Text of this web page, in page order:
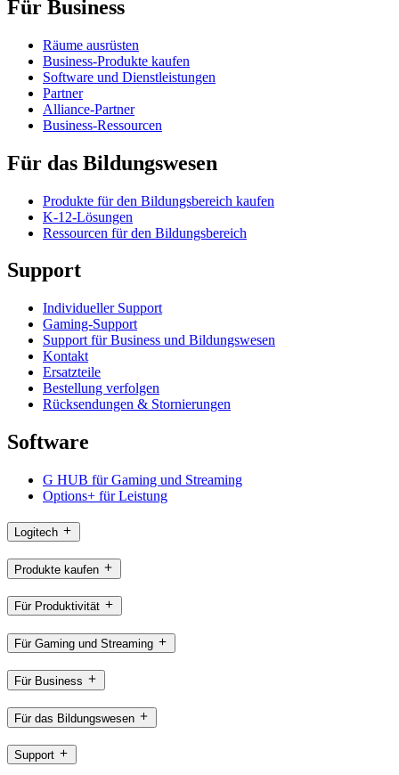
Für Business
Räume ausrüsten
Business-Produkte kaufen
Software und Dienstleistungen
Partner
Alliance-Partner
Business-Ressourcen
Für das Bildungswesen
Produkte für den Bildungsbereich kaufen
K-12-Lösungen
Ressourcen für den Bildungsbereich
Support
Individueller Support
Gaming-Support
Support für Business und Bildungswesen
Kontakt
Ersatzteile
Bestellung verfolgen
Rücksendungen & Stornierungen
Software
G HUB für Gaming und Streaming
Options+ für Leistung
Logitech
Produkte kaufen
Für Produktivität
Für Gaming und Streaming
Für Business
Für das Bildungswesen
Support